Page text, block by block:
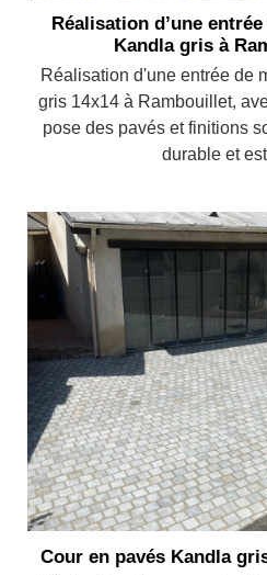
Réalisation d’une
Kandla gris à
Réalisation d'une entrée de
gris 14x14 à Rambouillet,
pose des pavés et finitions
durable et
Cour en pavés Kandla